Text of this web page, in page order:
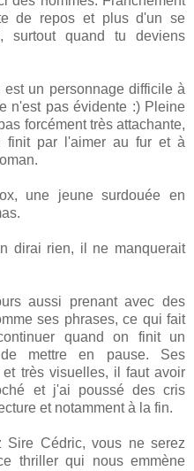
de repos et plus d'un se
surtout quand tu deviens
un personnage difficile à
n'est pas évidente :) Pleine
forcément très attachante,
finit par l'aimer au fur et à
une jeune surdouée en
dirai rien, il ne manquerait
aussi prenant avec des
ses phrases, ce qui fait
quand on finit un
mettre en pause. Ses
très visuelles, il faut avoir
et j'ai poussé des cris
et notamment à la fin.
Sire Cédric, vous ne serez
thriller qui nous emmène